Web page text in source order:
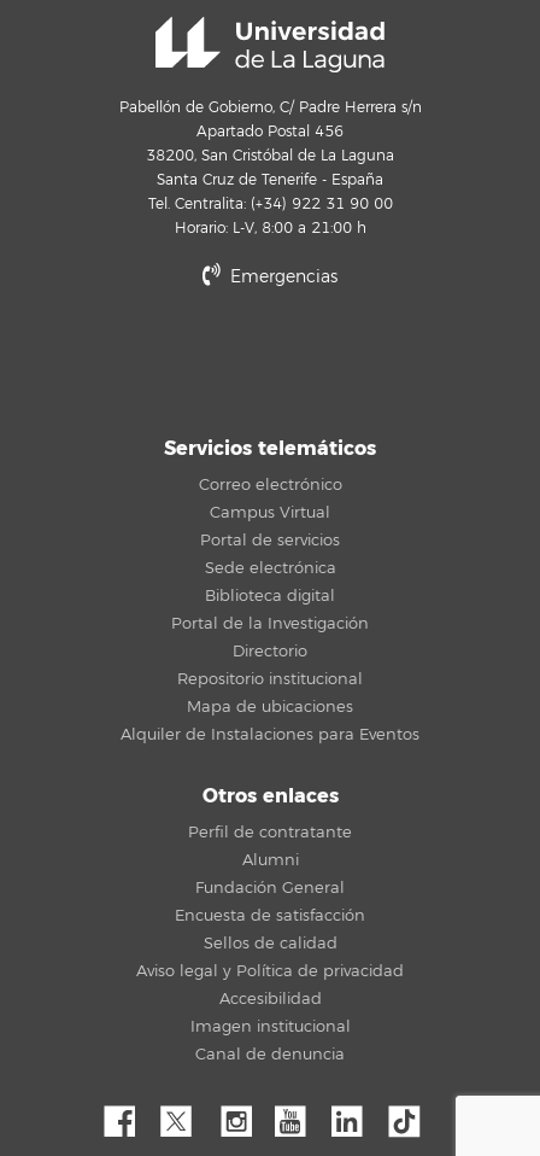
Pabellón de Gobierno, C/ Padre Herrera s/n
Apartado Postal 456
38200, San Cristóbal de La Laguna
Santa Cruz de Tenerife - España
Tel. Centralita: (+34) 922 31 90 00
Horario: L-V, 8:00 a 21:00 h
Emergencias
Servicios telemáticos
Correo electrónico
Campus Virtual
Portal de servicios
Sede electrónica
Biblioteca digital
Portal de la Investigación
Directorio
Repositorio institucional
Mapa de ubicaciones
Alquiler de Instalaciones para Eventos
Otros enlaces
Perfil de contratante
Alumni
Fundación General
Encuesta de satisfacción
Sellos de calidad
Aviso legal y Política de privacidad
Accesibilidad
Imagen institucional
Canal de denuncia